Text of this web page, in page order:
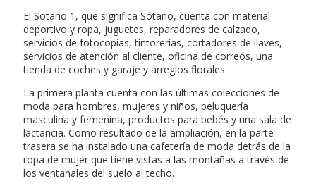
El Sotano 1, que significa Sótano, cuenta con material
deportivo y ropa, juguetes, reparadores de calzado,
servicios de fotocopias, tintorerías, cortadores de llaves,
servicios de atención al cliente, oficina de correos, una
tienda de coches y garaje y arreglos florales.
La primera planta cuenta con las últimas colecciones de
moda para hombres, mujeres y niños, peluquería
masculina y femenina, productos para bebés y una sala de
lactancia. Como resultado de la ampliación, en la parte
trasera se ha instalado una cafetería de moda detrás de la
ropa de mujer que tiene vistas a las montañas a través de
los ventanales del suelo al techo.